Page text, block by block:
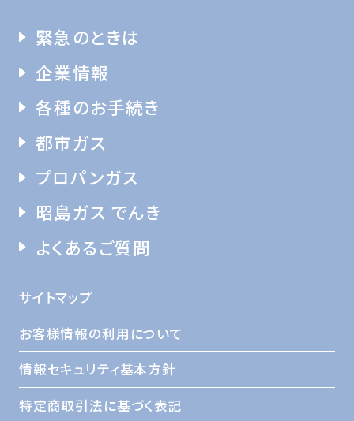
緊急のときは
企業情報
各種のお手続き
都市ガス
プロパンガス
昭島ガス でんき
よくあるご質問
サイトマップ
お客様情報の利用について
情報セキュリティ基本方針
特定商取引法に基づく表記